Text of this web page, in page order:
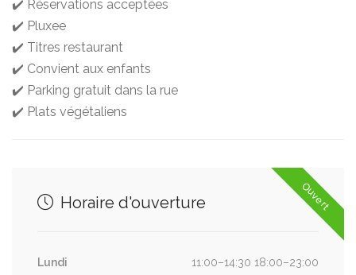
✔️ Réservations acceptées
✔️ Pluxee
✔️ Titres restaurant
✔️ Convient aux enfants
✔️ Parking gratuit dans la rue
✔️ Plats végétaliens
Ouvert
Horaire d'ouverture
Lundi
11:00–14:30 18:00–23:00